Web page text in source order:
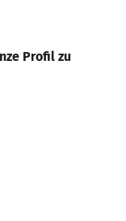
Profil zu